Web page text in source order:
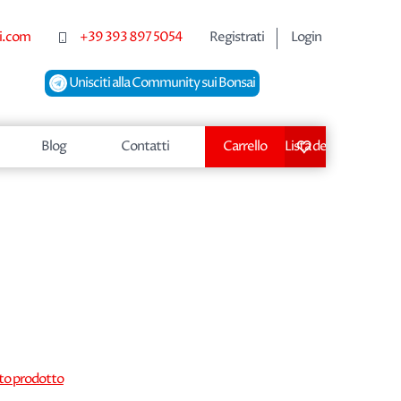
+39 393 897 5054 Registrati Login
Unisciti alla Community sui Bonsai
Blog Contatti Carrello Lista dei desideri
prodotto